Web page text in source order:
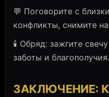
💬 Поговорите с
конфликты, снимите
🕯️ Обряд: зажгите
заботы и благополучия.
ЗАКЛЮЧЕНИЕ: